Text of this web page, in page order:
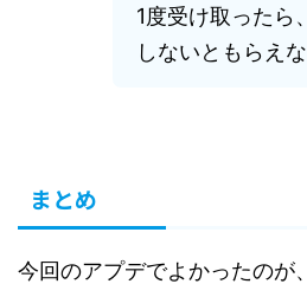
1度受け取ったら
しないともらえ
まとめ
今回のアプデでよかったのが